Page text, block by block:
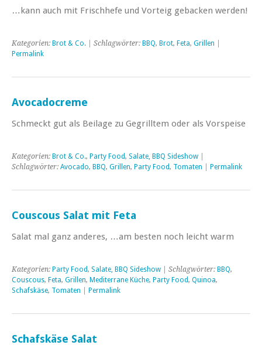
…kann auch mit Frischhefe und Vorteig gebacken werden!
Kategorien: Brot & Co. | Schlagwörter: BBQ, Brot, Feta, Grillen
Permalink
Avocadocreme
Schmeckt gut als Beilage zu Gegrilltem oder als Vorspeise
Kategorien: Brot & Co., Party Food, Salate, BBQ Sideshow
Schlagwörter: Avocado, BBQ, Grillen, Party Food, Tomaten Permalink
Couscous Salat mit Feta
Salat mal ganz anderes, …am besten noch leicht warm
Kategorien: Party Food, Salate, BBQ Sideshow | Schlagwörter: BBQ,
Couscous, Feta, Grillen, Mediterrane Küche, Party Food, Quinoa,
Schafskäse, Tomaten Permalink
Schafskäse Salat